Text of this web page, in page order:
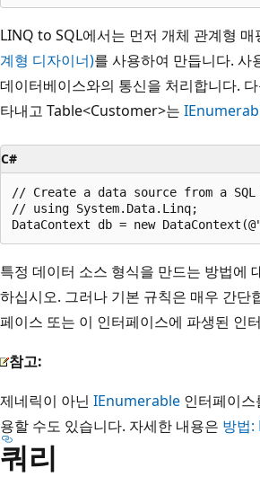
LINQ to SQL에서는 먼저 개체 관계형
계형 디자이너)를 사용하여 만듭니다. 사
데이터베이스와의 통신을 처리합니다.
타내고 Table<Customer>는
C#
// Create a data source from a SQL
// using System.Data.Linq;
특정 데이터 소스 형식을 만드는 방법에
하십시오. 그러나 기본 규칙은 매우 간단
페이스 또는 이 인터페이스에 파생된 인
참고:
제네릭이 아닌 IEnumerable 인터페이
용할 수도 있습니다. 자세한 내용은 방법:
쿼리